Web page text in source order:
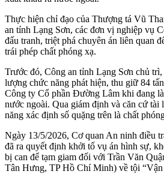
Thực hiện chỉ đạo của Thượng tá Vũ
an tỉnh Lạng Sơn, các đơn vị nghiệp vụ
đấu tranh, triệt phá chuyên án liên quan
trái phép chất phóng xạ.
Trước đó, Công an tỉnh Lạng Sơn chủ
lượng chức năng phát hiện, thu giữ 84
Công ty Cổ phần Đường Lâm khi đang
nước ngoài. Qua giám định và căn cứ tài
năng xác định số quặng trên là chất
Ngày 13/5/2026, Cơ quan An ninh điều
đã ra quyết định khởi tố vụ án hình sự,
bị can để tạm giam đối với Trần Văn
Tân Hưng, TP Hồ Chí Minh) về tội “Vận